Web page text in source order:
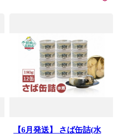
【6月発送】 さば缶詰(水